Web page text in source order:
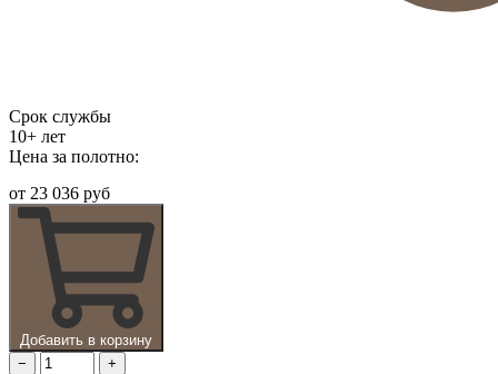
Срок службы
10+ лет
Цена за полотно:
от 23 036 руб
Добавить в корзину
−
+